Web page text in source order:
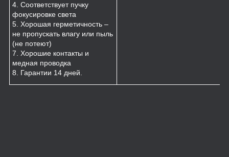
4. Соответствует пучку
фокусировке света
5. Хорошая герметичность –
не пропускать влагу или пыль
(не потеют)
7. Хорошие контакты и
медная проводка
8. Гарантии 14 дней.